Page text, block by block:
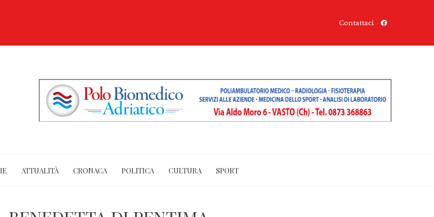
Contattaci
ATTUALITÀ CRONACA POLITICA CULTURA SPORT